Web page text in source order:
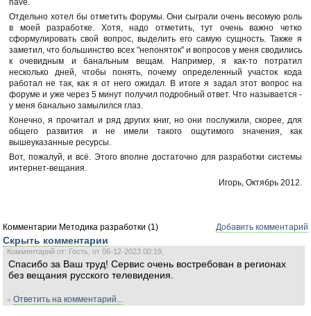
have.
Отдельно хотел бы отметить форумы. Они сыграли очень весомую роль
в моей разработке. Хотя, надо отметить, тут очень важно четко
сформулировать свой вопрос, выделить его самую сущность. Также я
заметил, что большинство всех "непоняток" и вопросов у меня сводились
к очевидным и банальным вещам. Например, я как-то потратил
несколько дней, чтобы понять, почему определенный участок кода
работал не так, как я от него ожидал. В итоге я задал этот вопрос на
форуме и уже через 5 минут получил подробный ответ. Что называется -
у меня банально замылился глаз.
Конечно, я прочитал и ряд других книг, но они послужили, скорее, для
общего развития и не имели такого ощутимого значения, как
вышеуказанные ресурсы.
Вот, пожалуй, и всё. Этого вполне достаточно для разработки системы
интернет-вещания.
Игорь, Октябрь 2012.
Комментарии Методика разработки (1) Добавить комментарий
Скрыть комментарии
Комментарий от: Гость, от 06-12-2023 00:19,
Спасибо за Ваш труд! Сервис очень востребован в регионах
без вещания русского телевидения.
» Ответить на комментарий...